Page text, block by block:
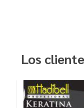
Los